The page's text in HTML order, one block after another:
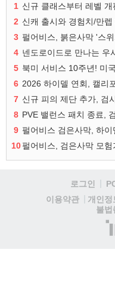
1
2 신캐 출시와 경험치/만
3 펄어비스, 붉은사막 '스
4
5 북미 서비스 10주년! 미
6 2026 하이델 연회, 캘리
7 신규 피의 제단 추가, 검
8 PVE 밸런스 패치 종료,
9 펄어비스 검은사막, 하
10
로그인
이용약관
개인정
불법